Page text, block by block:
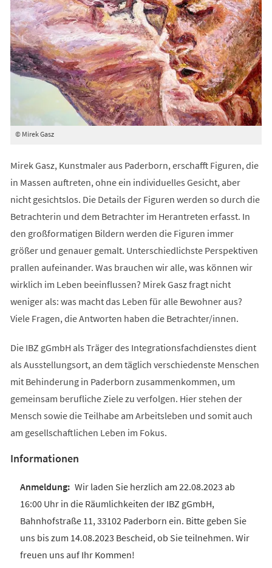
© Mirek Gasz
Mirek Gasz, Kunstmaler aus Paderborn, erschafft Figuren, die
in Massen auftreten, ohne ein individuelles Gesicht, aber
nicht gesichtslos. Die Details der Figuren werden so durch die
Betrachterin und dem Betrachter im Herantreten erfasst. In
den großformatigen Bildern werden die Figuren immer
größer und genauer gemalt. Unterschiedlichste Perspektiven
prallen aufeinander. Was brauchen wir alle, was können wir
wirklich im Leben beeinflussen? Mirek Gasz fragt nicht
weniger als: was macht das Leben für alle Bewohner aus?
Viele Fragen, die Antworten haben die Betrachter/innen.
Die IBZ gGmbH als Träger des Integrationsfachdienstes dient
als Ausstellungsort, an dem täglich verschiedenste Menschen
mit Behinderung in Paderborn zusammenkommen, um
gemeinsam berufliche Ziele zu verfolgen. Hier stehen der
Mensch sowie die Teilhabe am Arbeitsleben und somit auch
am gesellschaftlichen Leben im Fokus.
Informationen
Wir laden Sie herzlich am 22.08.2023 ab
16:00 Uhr in die Räumlichkeiten der IBZ gGmbH,
Bahnhofstraße 11, 33102 Paderborn ein. Bitte geben Sie
uns bis zum 14.08.2023 Bescheid, ob Sie teilnehmen. Wir
freuen uns auf Ihr Kommen!